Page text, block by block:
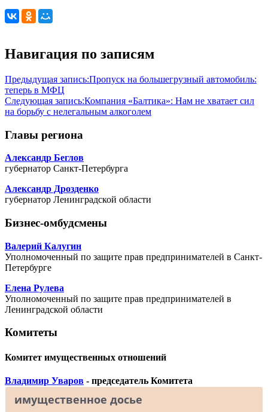
Навигация по записям
Предыдущая запись:Пропуск на большегрузный автомобиль:
теперь в МФЦ
Следующая запись:Компания «Балтика»: Нам не хватает сил
на борьбу с нелегальным алкоголем
Главы региона
Александр Беглов
губернатор Санкт-Петербурга
Александр Дрозденко
губернатор Ленинградской области
Бизнес-омбудсмены
Валерий Калугин
Уполномоченный по защите прав предпринимателей в Санкт-
Петербурге
Елена Рулева
Уполномоченный по защите прав предпринимателей в
Ленинградской области
Комитеты
Комитет имущественных отношений
Владимир Уваров - председатель Комитета
имущественное досье